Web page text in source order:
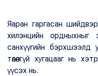
Яаран гаргасан шийдвэр,
хилэнцийн ордныхныг
санхүүгийн бэрхшээлд
төлөлгүй хугацааг нь
үүсэх нь.